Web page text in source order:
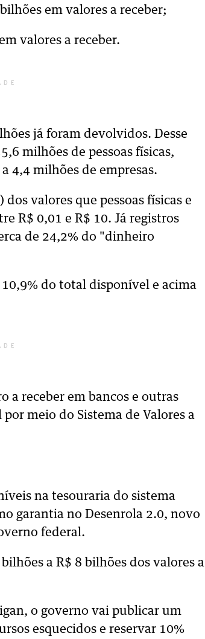
em valores a receber;
valores a receber.
já foram devolvidos. Desse
milhões de pessoas físicas,
4,4 milhões de empresas.
valores que pessoas físicas e
R$ 0,01 e R$ 10. Já registros
de 24,2% do "dinheiro
do total disponível e acima
a receber em bancos e outras
meio do Sistema de Valores a
na tesouraria do sistema
garantia no Desenrola 2.0, novo
federal.
a R$ 8 bilhões dos valores a
o governo vai publicar um
esquecidos e reservar 10%